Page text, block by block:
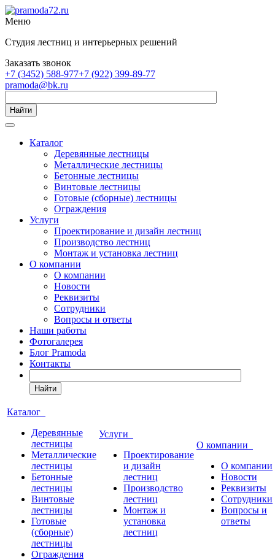
Меню
Студия лестниц и интерьерных решений
Заказать звонок
+7 (3452) 588-977+7 (922) 399-89-77
pramoda@bk.ru
Найти
Каталог
Деревянные лестницы
Металлические лестницы
Бетонные лестницы
Винтовые лестницы
Готовые (сборные) лестницы
Ограждения
Услуги
Проектирование и дизайн лестниц
Производство лестниц
Монтаж и установка лестниц
О компании
О компании
Новости
Реквизиты
Сотрудники
Вопросы и ответы
Наши работы
Фотогалерея
Блог Pramoda
Контакты
Найти
Каталог
Деревянные
лестницы
Металлические
лестницы
Бетонные
лестницы
Винтовые
лестницы
Готовые
(сборные)
лестницы
Ограждения
Услуги
Проектирование
и дизайн
лестниц
Производство
лестниц
Монтаж и
установка
лестниц
О компании
О компании
Новости
Реквизиты
Сотрудники
Вопросы и
ответы